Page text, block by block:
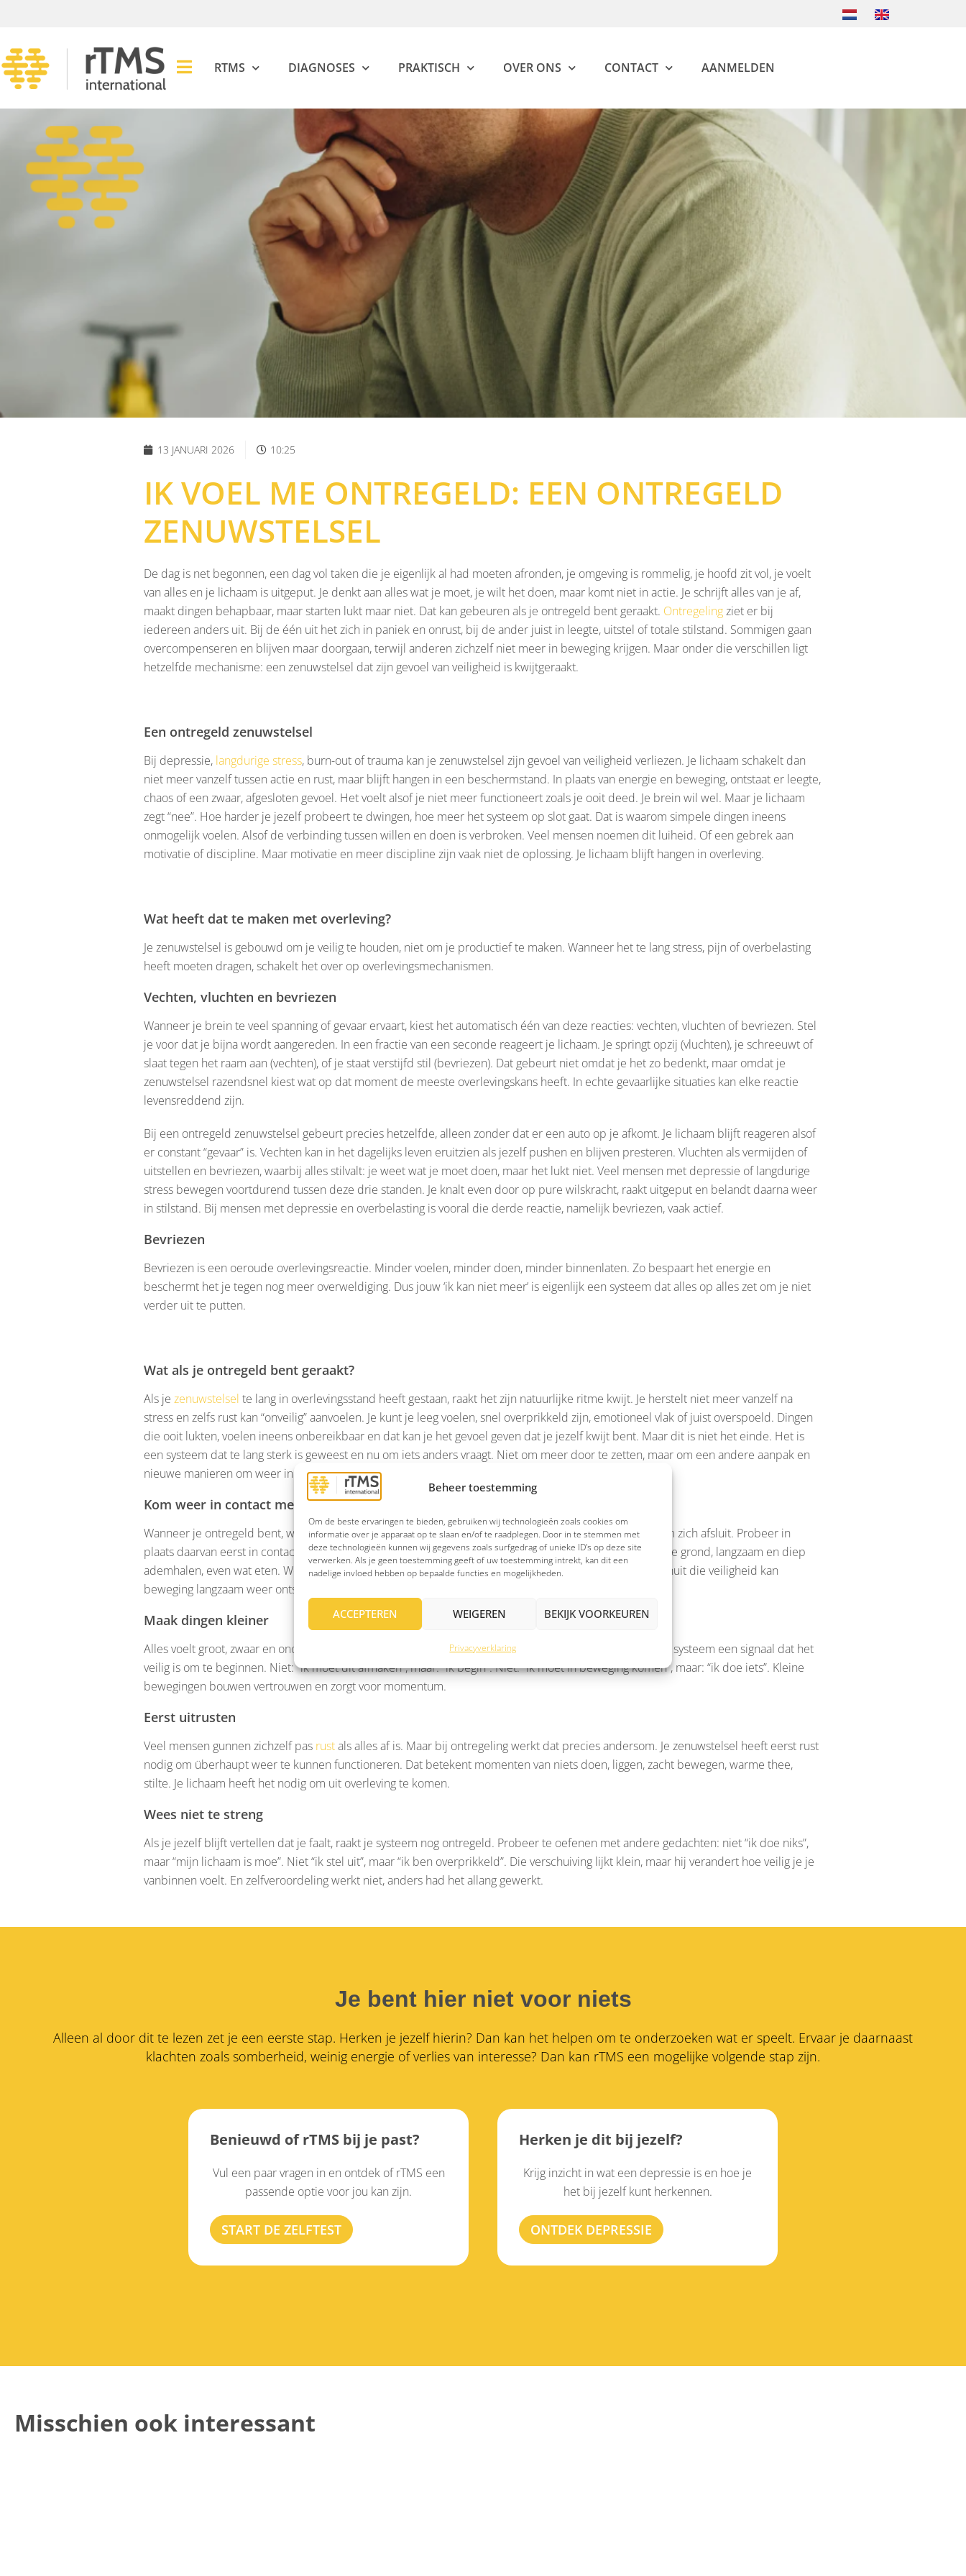
Beheer toestemming
Om de beste ervaringen te bieden, gebruiken wij technologieën zoals cookies om
informatie over je apparaat op te slaan en/of te raadplegen. Door in te stemmen met
deze technologieën kunnen wij gegevens zoals surfgedrag of unieke ID's op deze site
verwerken. Als je geen toestemming geeft of uw toestemming intrekt, kan dit een
nadelige invloed hebben op bepaalde functies en mogelijkheden.
ACCEPTEREN WEIGEREN BEKIJK VOORKEUREN
Privacyverklaring
RTMS DIAGNOSES PRAKTISCH OVER ONS CONTACT AANMELDEN
13 JANUARI 2026 10:25
IK VOEL ME ONTREGELD: EEN ONTREGELD
ZENUWSTELSEL
De dag is net begonnen, een dag vol taken die je eigenlijk al had moeten afronden, je omgeving is rommelig, je hoofd zit vol, je voelt
van alles en je lichaam is uitgeput. Je denkt aan alles wat je moet, je wilt het doen, maar komt niet in actie. Je schrijft alles van je af,
maakt dingen behapbaar, maar starten lukt maar niet. Dat kan gebeuren als je ontregeld bent geraakt. Ontregelingziet er bij
iedereen anders uit. Bij de één uit het zich in paniek en onrust, bij de ander juist in leegte, uitstel of totale stilstand. Sommigen gaan
overcompenseren en blijven maar doorgaan, terwijl anderen zichzelf niet meer in beweging krijgen. Maar onder die verschillen ligt
hetzelfde mechanisme: een zenuwstelsel dat zijn gevoel van veiligheid is kwijtgeraakt.
Een ontregeld zenuwstelsel
Bij depressie, langdurige stress, burn-out of trauma kan je zenuwstelsel zijn gevoel van veiligheid verliezen. Je lichaam schakelt dan
niet meer vanzelf tussen actie en rust, maar blijft hangen in een beschermstand. In plaats van energie en beweging, ontstaat er leegte,
chaos of een zwaar, afgesloten gevoel. Het voelt alsof je niet meer functioneert zoals je ooit deed. Je brein wil wel. Maar je lichaam
zegt “nee”. Hoe harder je jezelf probeert te dwingen, hoe meer het systeem op slot gaat. Dat is waarom simpele dingen ineens
onmogelijk voelen. Alsof de verbinding tussen willen en doen is verbroken. Veel mensen noemen dit luiheid. Of een gebrek aan
motivatie of discipline. Maar motivatie en meer discipline zijn vaak niet de oplossing. Je lichaam blijft hangen in overleving.
Wat heeft dat te maken met overleving?
Je zenuwstelsel is gebouwd om je veilig te houden, niet om je productief te maken. Wanneer het te lang stress, pijn of overbelasting
heeft moeten dragen, schakelt het over op overlevingsmechanismen.
Vechten, vluchten en bevriezen
Wanneer je brein te veel spanning of gevaar ervaart, kiest het automatisch één van deze reacties: vechten, vluchten of bevriezen. Stel
je voor dat je bijna wordt aangereden. In een fractie van een seconde reageert je lichaam. Je springt opzij (vluchten), je schreeuwt of
slaat tegen het raam aan (vechten), of je staat verstijfd stil (bevriezen). Dat gebeurt niet omdat je het zo bedenkt, maar omdat je
zenuwstelsel razendsnel kiest wat op dat moment de meeste overlevingskans heeft. In echte gevaarlijke situaties kan elke reactie
levensreddend zijn.
Bij een ontregeld zenuwstelsel gebeurt precies hetzelfde, alleen zonder dat er een auto op je afkomt. Je lichaam blijft reageren alsof
er constant “gevaar” is. Vechten kan in het dagelijks leven eruitzien als jezelf pushen en blijven presteren. Vluchten als vermijden of
uitstellen en bevriezen, waarbij alles stilvalt: je weet wat je moet doen, maar het lukt niet. Veel mensen met depressie of langdurige
stress bewegen voortdurend tussen deze drie standen. Je knalt even door op pure wilskracht, raakt uitgeput en belandt daarna weer
in stilstand. Bij mensen met depressie en overbelasting is vooral die derde reactie, namelijk bevriezen, vaak actief.
Bevriezen
Bevriezen is een oeroude overlevingsreactie. Minder voelen, minder doen, minder binnenlaten. Zo bespaart het energie en
beschermt het je tegen nog meer overweldiging. Dus jouw ‘ik kan niet meer’ is eigenlijk een systeem dat alles op alles zet om je niet
verder uit te putten.
Wat als je ontregeld bent geraakt?
Als je zenuwstelsel te lang in overlevingsstand heeft gestaan, raakt het zijn natuurlijke ritme kwijt. Je herstelt niet meer vanzelf na
stress en zelfs rust kan “onveilig” aanvoelen. Je kunt je leeg voelen, snel overprikkeld zijn, emotioneel vlak of juist overspoeld. Dingen
die ooit lukten, voelen ineens onbereikbaar en dat kan je het gevoel geven dat je jezelf kwijt bent. Maar dit is niet het einde. Het is
een systeem dat te lang sterk is geweest en nu om iets anders vraagt. Niet om meer door te zetten, maar om een andere aanpak en
nieuwe manieren om weer in beweging te komen.
Kom weer in contact met jezelf
Wanneer je ontregeld bent, werkt wilskracht nauwelijks. Hoe harder je jezelf pusht, hoe meer je systeem zich afsluit. Probeer in
plaats daarvan eerst in contact te komen met je lichaam. Dat kan iets kleins zijn: even beide voeten op de grond, langzaam en diep
ademhalen, even wat eten. Weer bewust worden van lichamelijke signalen en de rust terugbrengen. Vanuit die veiligheid kan
beweging langzaam weer ontstaan.
Maak dingen kleiner
Alles voelt groot, zwaar en onoverzichtelijk. Door dingen op te delen in het allerkleinste stapje, geef je je systeem een signaal dat het
veilig is om te beginnen. Niet: “ik moet dit afmaken”, maar: “ik begin”. Niet: “ik moet in beweging komen”, maar: “ik doe iets”. Kleine
bewegingen bouwen vertrouwen en zorgt voor momentum.
Eerst uitrusten
Veel mensen gunnen zichzelf pas rustals alles af is. Maar bij ontregeling werkt dat precies andersom. Je zenuwstelsel heeft eerst rust
nodig om überhaupt weer te kunnen functioneren. Dat betekent momenten van niets doen, liggen, zacht bewegen, warme thee,
stilte. Je lichaam heeft het nodig om uit overleving te komen.
Wees niet te streng
Als je jezelf blijft vertellen dat je faalt, raakt je systeem nog ontregeld. Probeer te oefenen met andere gedachten: niet “ik doe niks”,
maar “mijn lichaam is moe”. Niet “ik stel uit”, maar “ik ben overprikkeld”. Die verschuiving lijkt klein, maar hij verandert hoe veilig je je
vanbinnen voelt. En zelfveroordeling werkt niet, anders had het allang gewerkt.
Je bent hier niet voor niets
Alleen al door dit te lezen zet je een eerste stap. Herken je jezelf hierin? Dan kan het helpen om te onderzoeken wat er speelt. Ervaar je daarnaast
klachten zoals somberheid, weinig energie of verlies van interesse? Dan kan rTMS een mogelijke volgende stap zijn.
Benieuwd of rTMS bij je past?
Vul een paar vragen in en ontdek of rTMS een
passende optie voor jou kan zijn.
START DE ZELFTEST
Herken je dit bij jezelf?
Krijg inzicht in wat een depressie is en hoe je
het bij jezelf kunt herkennen.
ONTDEK DEPRESSIE
Misschien ook interessant